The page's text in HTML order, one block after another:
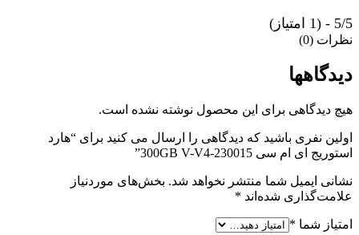
5/5 - (1 امتیاز)
نظرات (0)
دیدگاهها
هیچ دیدگاهی برای این محصول نوشته نشده است.
اولین نفری باشید که دیدگاهی را ارسال می کنید برای “هارد
استوریج ای ام سی 300GB V-V4-230015”
نشانی ایمیل شما منتشر نخواهد شد. بخش‌های موردنیاز
علامت‌گذاری شده‌اند *
امتیاز شما *